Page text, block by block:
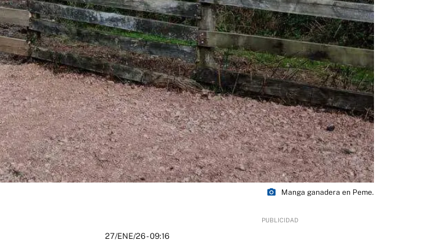
photo_camera Manga ganadera en Peme.
27/ENE/26- 09:16